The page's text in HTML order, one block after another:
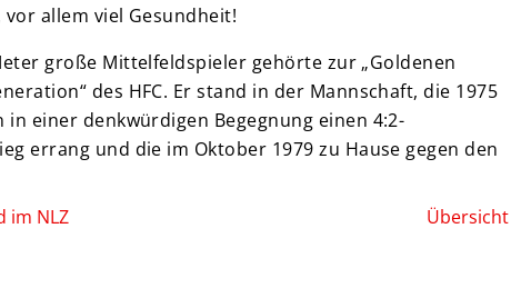
vor allem viel Gesundheit!
große Mittelfeldspieler gehörte zur „Goldenen
des HFC. Er stand in der Mannschaft, die 1975
in einer denkwürdigen Begegnung einen 4:2-
errang und die im Oktober 1979 zu Hause gegen den
im NLZ Übersicht